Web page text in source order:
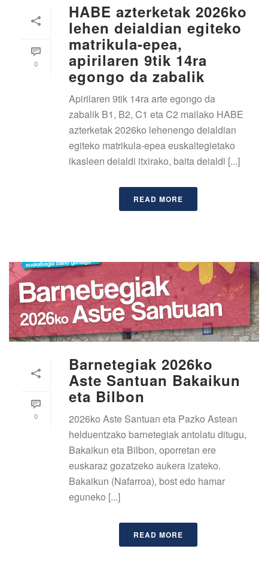
0
HABE azterketak 2026ko
lehen deialdian egiteko
matrikula-epea,
apirilaren 9tik 14ra
egongo da zabalik
Apirilaren 9tik 14ra arte egongo da
zabalik B1, B2, C1 eta C2 mailako HABE
azterketak 2026ko lehenengo deialdian
egiteko matrikula-epea euskaltegietako
ikasleen deialdi itxirako, baita deialdi [...]
READ MORE
0
Barnetegiak 2026ko
Aste Santuan Bakaikun
eta Bilbon
2026ko Aste Santuan eta Pazko Astean
helduentzako barnetegiak antolatu ditugu,
Bakaikun eta Bilbon, oporretan ere
euskaraz gozatzeko aukera izateko.
Bakaikun (Nafarroa), bost edo hamar
eguneko [...]
READ MORE